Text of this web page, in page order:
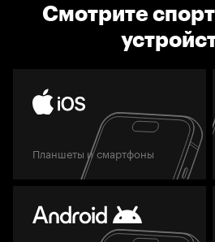
Смотрите
Планшеты и смартфоны